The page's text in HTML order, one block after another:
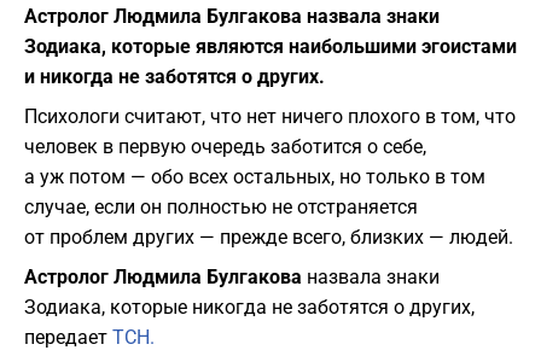
Астролог Людмила Булгакова назвала знаки
Зодиака, которые являются наибольшими эгоистами
и никогда не заботятся о других.
Психологи считают, что нет ничего плохого в том, что
человек в первую очередь заботится о себе,
а уж потом — обо всех остальных, но только в том
случае, если он полностью не отстраняется
от проблем других — прежде всего, близких — людей.
Астролог Людмила Булгакова назвала знаки
Зодиака, которые никогда не заботятся о других,
передает ТСН.